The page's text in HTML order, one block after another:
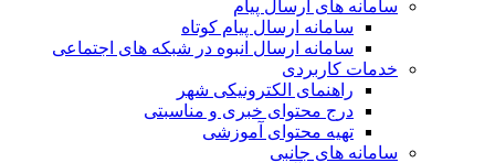
سامانه های ارسال پیام
سامانه ارسال پیام کوتاه
سامانه ارسال انبوه در شبکه های اجتماعی
خدمات کاربردی
راهنمای الکترونیکی شهر
درج محتوای خبری و مناسبتی
تهیه محتوای آموزشی
سامانه های جانبی